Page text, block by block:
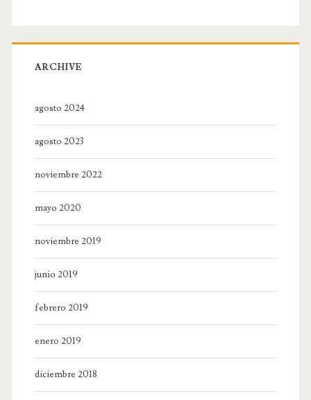
ARCHIVE
agosto 2024
agosto 2023
noviembre 2022
mayo 2020
noviembre 2019
junio 2019
febrero 2019
enero 2019
diciembre 2018